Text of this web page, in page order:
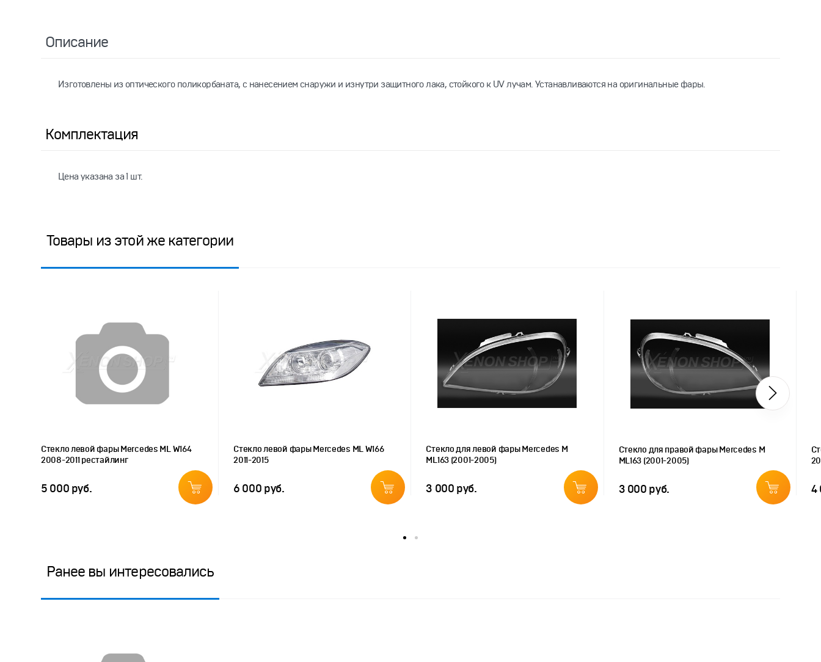
Описание
Изготовлены из оптического поликорбаната, с нанесением снаружи и изнутри защитного лака, стойкого к UV лучам. Устанавливаются на оригинальные фары.
Комплектация
Цена указана за 1 шт.
Товары из этой же категории
Стекло левой фары Mercedes ML W164
2008-2011 рестайлинг
5 000 руб.
Стекло левой фары Mercedes ML W166
2011-2015
6 000 руб.
Стекло для левой фары Mercedes M
ML163 (2001-2005)
3 000 руб.
Стекло для правой фары Mercedes M
ML163 (2001-2005)
3 000 руб. 4
Ранее вы интересовались